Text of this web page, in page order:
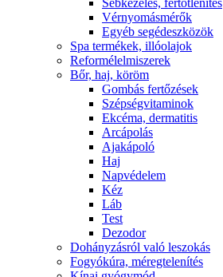
Sebkezelés, fertőtlenítés
Vérnyomásmérők
Egyéb segédeszközök
Spa termékek, illóolajok
Reformélelmiszerek
Bőr, haj, köröm
Gombás fertőzések
Szépségvitaminok
Ekcéma, dermatitis
Arcápolás
Ajakápoló
Haj
Napvédelem
Kéz
Láb
Test
Dezodor
Dohányzásról való leszokás
Fogyókúra, méregtelenítés